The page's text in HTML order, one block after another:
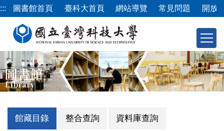
跳
到
內
容
區
::: 圖書館首頁 臺科大首頁 網站導覽 常見問題 開放
圖書館
Library
館藏目錄 整合查詢 資料庫查詢